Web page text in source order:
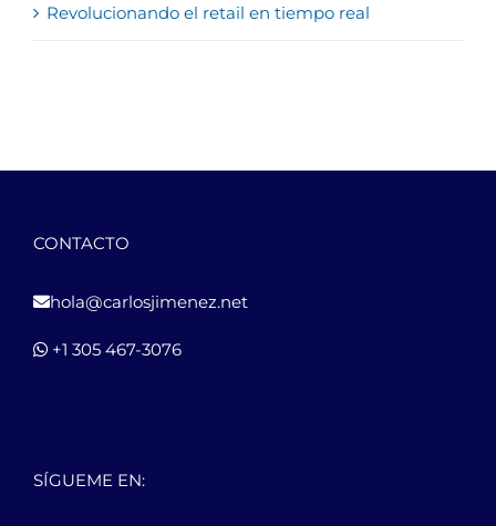
Revolucionando el retail en tiempo real
CONTACTO
hola@carlosjimenez.net
+1 305 467-3076
SÍGUEME EN: